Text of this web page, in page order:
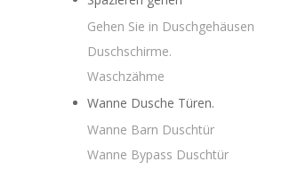
Gehen Sie in Duschgehäusen
Duschschirme.
Waschzähme
Wanne Dusche Türen.
Wanne Barn Duschtür
Wanne Bypass Duschtür